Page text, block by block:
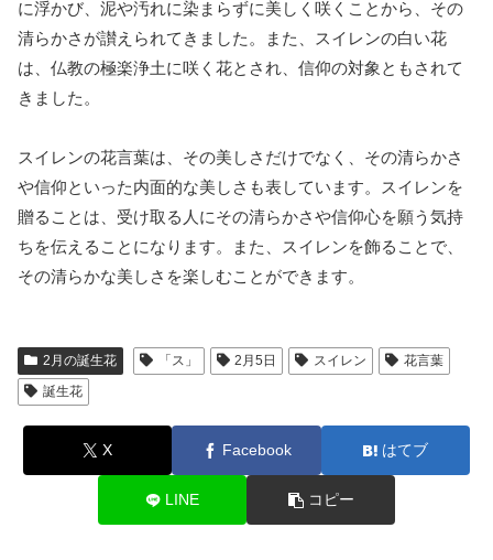
に浮かび、泥や汚れに染まらずに美しく咲くことから、その
清らかさが讃えられてきました。また、スイレンの白い花
は、仏教の極楽浄土に咲く花とされ、信仰の対象ともされて
きました。
スイレンの花言葉は、その美しさだけでなく、その清らかさ
や信仰といった内面的な美しさも表しています。スイレンを
贈ることは、受け取る人にその清らかさや信仰心を願う気持
ちを伝えることになります。また、スイレンを飾ることで、
その清らかな美しさを楽しむことができます。
2月の誕生花 「ス」 2月5日 スイレン
花言葉
誕生花
X Facebook はてブ
LINE コピー